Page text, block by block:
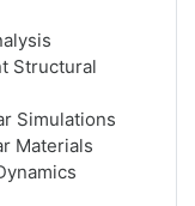
Structural
Simulations
Materials